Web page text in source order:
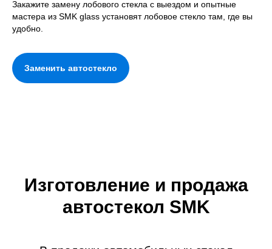
Закажите замену лобового стекла с выездом и опытные
мастера из SMK glass установят лобовое стекло там, где вы
удобно.
Заменить автостекло
Изготовление и продажа
автостекол SMK